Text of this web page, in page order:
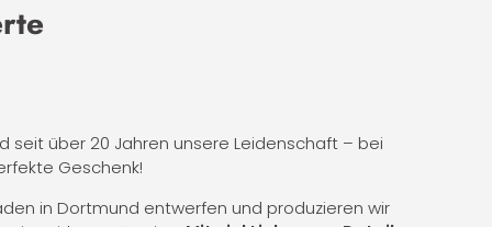
seit über 20 Jahren unsere Leidenschaft – bei
Geschenk!
in Dortmund entwerfen und produzieren wir